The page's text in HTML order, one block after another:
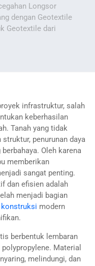
Longsor
dengan Geotextile
Geotextile dari
infrastruktur, salah
keberhasilan
Tanah yang tidak
penurunan daya
Oleh karena
memberikan
sangat penting.
dan efisien adalah
menjadi bagian
konstruksi modern
berbentuk lembaran
Material
melindungi, dan